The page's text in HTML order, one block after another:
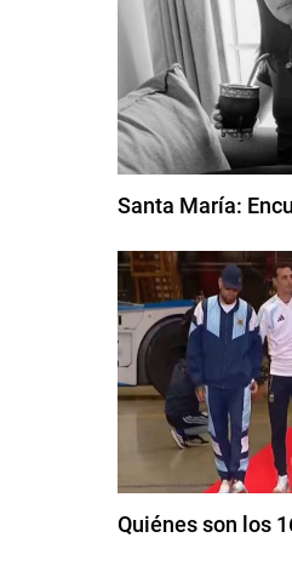
Santa María:
Quiénes son los